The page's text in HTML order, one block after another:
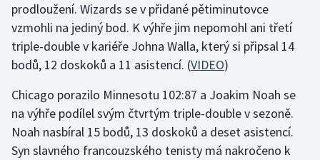
Motorsport
Olympijské hry
Plavání
Plážový volejbal
prodloužení. Wizards se v přidané pětiminutovce
vzmohli na jediný bod. K výhře jim nepomohl ani třetí
triple-double v kariéře Johna Walla, který si připsal 14
bodů, 12 doskoků a 11 asistencí. (VIDEO)
Chicago porazilo Minnesotu 102:87 a Joakim Noah se
na výhře podílel svým čtvrtým triple-double v sezoně.
Noah nasbíral 15 bodů, 13 doskoků a deset asistencí.
Syn slavného francouzského tenisty má nakročeno k